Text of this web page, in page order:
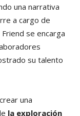
una narrativa
a cargo de
se encarga
su talento
una
la exploración